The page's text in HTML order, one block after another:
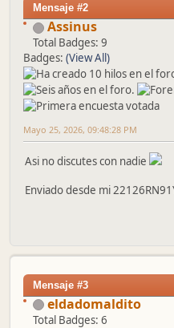
Mensaje #2
Assinus
Total Badges: 9
Badges: (View All)
Mayo 25, 2026, 09:48:28 PM
Asi no discutes con nadie
Enviado desde mi
Mensaje #3
eldadomaldito
Total Badges: 6